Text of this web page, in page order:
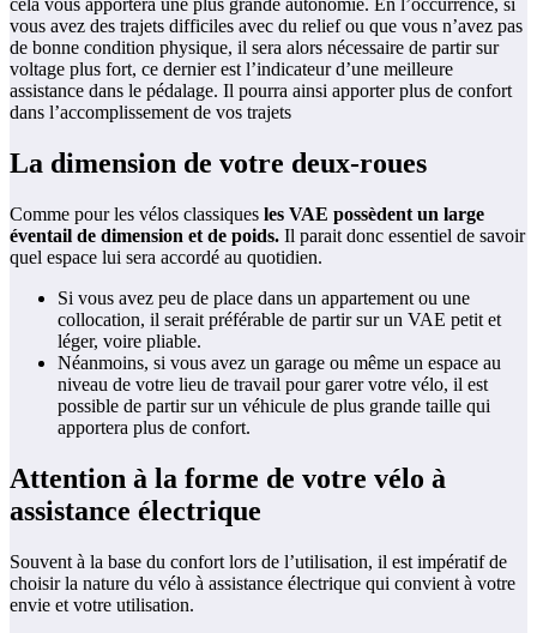
cela vous apportera une plus grande autonomie. En l’occurrence, si
vous avez des trajets difficiles avec du relief ou que vous n’avez pas
de bonne condition physique, il sera alors nécessaire de partir sur
voltage plus fort, ce dernier est l’indicateur d’une meilleure
assistance dans le pédalage. Il pourra ainsi apporter plus de confort
dans l’accomplissement de vos trajets
La dimension de votre deux-roues
Comme pour les vélos classiques les VAE possèdent un large
éventail de dimension et de poids. Il parait donc essentiel de savoir
quel espace lui sera accordé au quotidien.
Si vous avez peu de place dans un appartement ou une
collocation, il serait préférable de partir sur un VAE petit et
léger, voire pliable.
Néanmoins, si vous avez un garage ou même un espace au
niveau de votre lieu de travail pour garer votre vélo, il est
possible de partir sur un véhicule de plus grande taille qui
apportera plus de confort.
Attention à la forme de votre vélo à
assistance électrique
Souvent à la base du confort lors de l’utilisation, il est impératif de
choisir la nature du vélo à assistance électrique qui convient à votre
envie et votre utilisation.